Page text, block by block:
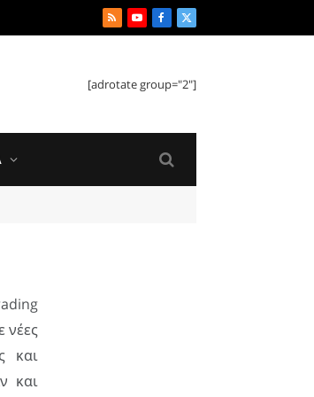
RSSYouTube
Facebook
X
[adrotate group="2"]
νέες
και
και